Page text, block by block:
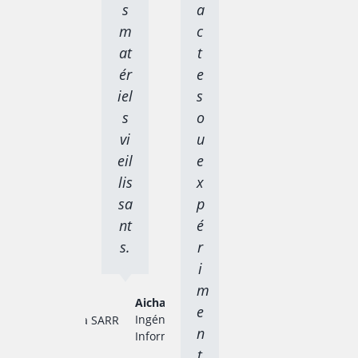
s
m
at
ér
iel
s
vi
eil
lis
sa
nt
s.
Aicha SARR
Ingénieur en
Informatique
a
c
t
e
s
o
u
e
x
p
é
r
i
m
e
n